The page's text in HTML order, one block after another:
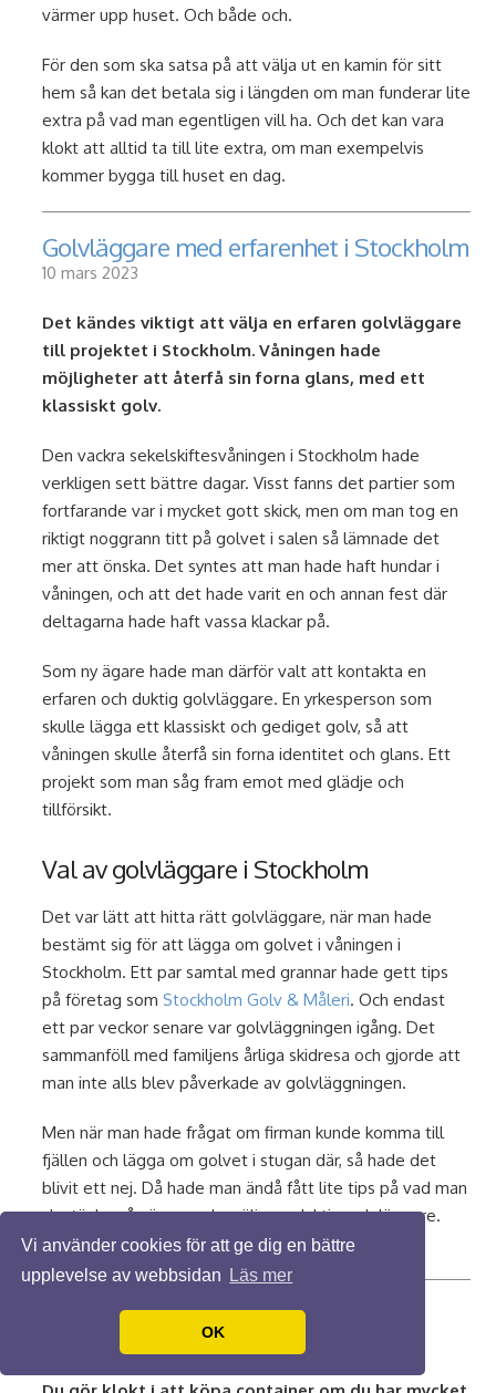
Vi använder cookies för att ge dig en bättre
upplevelse av webbsidan
Läs mer
OK
värmer upp huset. Och både och.
För den som ska satsa på att välja ut en kamin för sitt
hem så kan det betala sig i längden om man funderar lite
extra på vad man egentligen vill ha. Och det kan vara
klokt att alltid ta till lite extra, om man exempelvis
kommer bygga till huset en dag.
Golvläggare med erfarenhet i Stockholm
10 mars 2023
Det kändes viktigt att välja en erfaren golvläggare
till projektet i Stockholm. Våningen hade
möjligheter att återfå sin forna glans, med ett
klassiskt golv.
Den vackra sekelskiftesvåningen i Stockholm hade
verkligen sett bättre dagar. Visst fanns det partier som
fortfarande var i mycket gott skick, men om man tog en
riktigt noggrann titt på golvet i salen så lämnade det
mer att önska. Det syntes att man hade haft hundar i
våningen, och att det hade varit en och annan fest där
deltagarna hade haft vassa klackar på.
Som ny ägare hade man därför valt att kontakta en
erfaren och duktig golvläggare. En yrkesperson som
skulle lägga ett klassiskt och gediget golv, så att
våningen skulle återfå sin forna identitet och glans. Ett
projekt som man såg fram emot med glädje och
tillförsikt.
Val av golvläggare i Stockholm
Det var lätt att hitta rätt golvläggare, när man hade
bestämt sig för att lägga om golvet i våningen i
Stockholm. Ett par samtal med grannar hade gett tips
på företag som Stockholm Golv & Måleri. Och endast
ett par veckor senare var golvläggningen igång. Det
sammanföll med familjens årliga skidresa och gjorde att
man inte alls blev påverkade av golvläggningen.
Men när man hade frågat om firman kunde komma till
fjällen och lägga om golvet i stugan där, så hade det
blivit ett nej. Då hade man ändå fått lite tips på vad man
ska tänka på när man ska välja en duktig golvläggare.
Som att ta in en offert och titta på referensobjekt.
Bra att köpa container för lagring